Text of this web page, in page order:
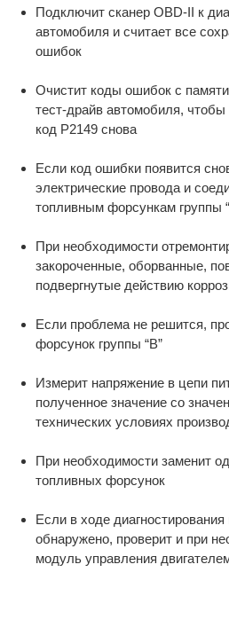
Подключит сканер OBD-II к
автомобиля и считает все
ошибок
Очистит коды ошибок с
тест-драйв автомобиля,
код P2149 снова
Если код ошибки появится
электрические провода и
топливным форсункам группы
При необходимости
закороченные, оборванные,
подвергнутые действию
Если проблема не решится,
форсунок группы “B”
Измерит напряжение в цепи
полученное значение со
технических условиях
При необходимости заменит
топливных форсунок
Если в ходе
обнаружено, проверит и при
модуль управления